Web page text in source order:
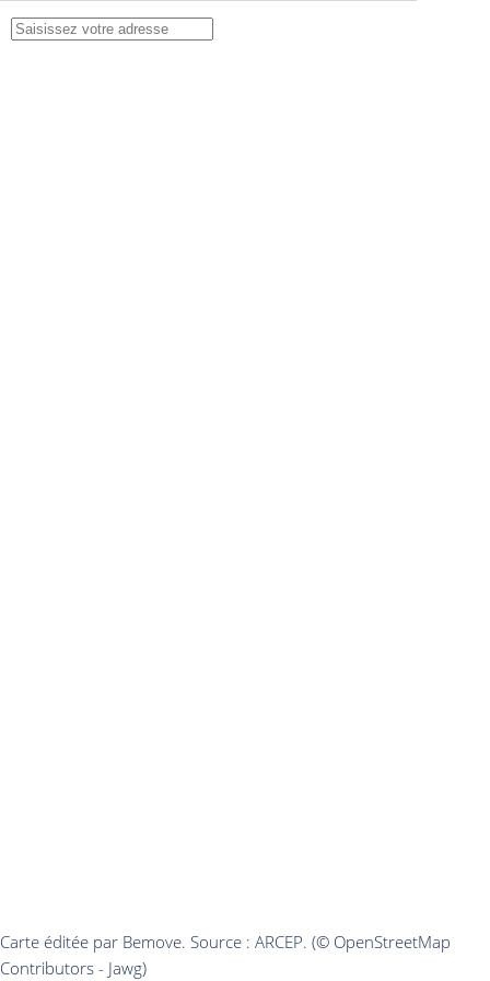
Carte éditée par Bemove. Source : ARCEP. (© OpenStreetMap
Contributors - Jawg)